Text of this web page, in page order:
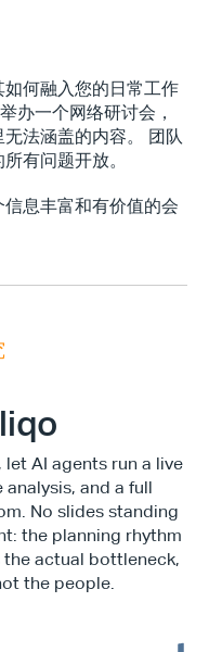
何融入您的日常工作
办一个网络研讨会，
法涵盖的内容。 团队
有问题开放。
息丰富和有价值的会
let AI agents run a live
and a full
No slides standing
the planning rhythm
the actual bottleneck,
the people.